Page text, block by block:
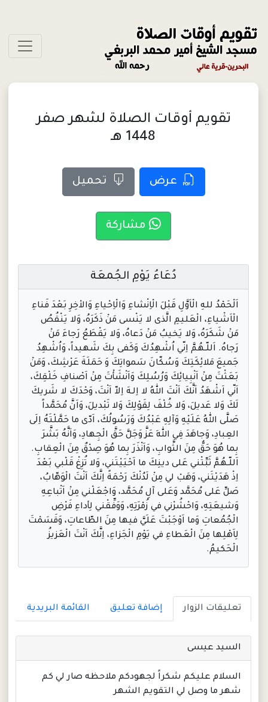
تقويم أوقات الصلاة لشهر صفر
1448 هـ
عرض تحميل
مشاركة
دُعَاءُ يَوْمِ الجُمعَة
اَلْحَمْدُ للهِ الْاَوَّلِ قَبْلَ الْاِنْشاءِ وَالْاِحْياءِ وَالاْخِرِ بَعْدَ فَناءِ
الْاَشْياءِ، الْعَليمِ الَّذى لا يَنْسى مَنْ ذَكَرَهُ، وَلا يَنْقُصُ
مَنْ شَكَرَهُ، وَلا يَخيبُ مَنْ دَعاهُ، وَلا يَقْطَعُ رَجاءَ مَنْ
رَجاهُ. اَللّـهُمَّ اِنّي اُشْهِدُكَ وَكَفى بِكَ شَهيداً، وَاُشْهِدُ
جَميعَ مَلائِكَتِكَ وَسُكّانَ سَمواتِكَ وَ حَمَلَةَ عَرْشِكَ، وَمَنْ
بَعَثْتَ مِنْ اَنْبِيائِكَ وَرُسُلِكَ وَاَنْشَأْتَ مِنْ اَصْنافِ خَلْقِكَ،
اَنّي اَشْهَدُ اَنَّكَ اَنْتَ اللهُ لا اِلـهَ اِلاّ اَنْتَ، وَحْدَكَ لا شَريكَ
لَكَ وَلا عَديلَ، وَلا خُلْفَ لِقَوْلِكَ وَلا تَبْديلَ، وَاَنَّ مُحَمَّداً
صَلَّى اللهُ عَلَيْهِ وَآلِهِ عَبْدُكَ وَرَسُولُكَ، اَدّى ما حَمَّلْتَهُ اِلَى
العِبادِ، وَجاهَدَ فِي اللهِ عَزَّ وَجَلَّ حَقَّ الْجِهادِ، وَاَنَّهُ بَشَّرَ
بِما هُوَ حَقٌّ مِنَ الثَّوابِ، وَاَنْذَرَ بِما هُوَ صِدْقٌ مِنَ الْعِقابِ.
اَللّـهُمَّ ثَبِّتْني عَلى دينِكَ ما اَحْيَيْتَني، وَلا تُزِغْ قَلْبي بَعْدَ
اِذْ هَدَيْتَني، وَهَبْ لي مِنْ لَدُنْكَ رَحْمَةً اِنَّكَ اَنْتَ الْوَهّابُ،
صَلِّ عَلى مُحَمَّد وَعَلى آلِ مُحَمَّد، وَاجْعَلْني مِنْ اَتْباعِهِ
وَشيعَتِهِ، وَاحْشُرْني في زُمْرَتِهِ، وَوَفِّقْني لِأداءِ فَرْضِ
الْجُمُعاتِ وَما اَوْجَبْتَ عَلَيَّ فيها مِنَ الطّاعاتِ، وَقَسَمْتَ
لِاَهْلِها مِنَ الْعَطاءِ في يَوْمِ الْجَزاءِ، اِنَّكَ اَنْتَ الْعَزيزُ
الْحَكيمُ.
تعليقات الزوار إضافة تعليق القائمة البريدية
السيد عيسى
السلام عليكم شكراً لجهودكم ملاحظه صار لي كم
شهر ما وصل لي التقويم الشهر